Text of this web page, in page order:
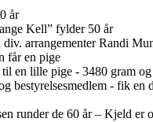
år
Kell” fylder 50 år
arrangementer Randi
får en pige
en lille pige - 3480 gram
bestyrelsesmedlem - fik en
runder de 60 år – Kjeld er